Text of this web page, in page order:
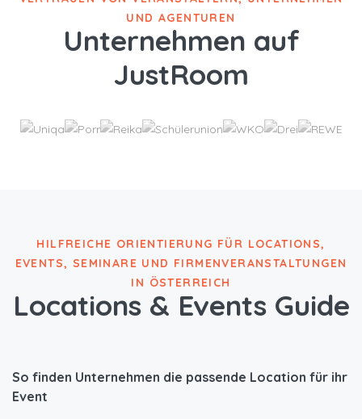
UND AGENTUREN
Unternehmen auf
JustRoom
HILFREICHE ORIENTIERUNG FÜR LOCATIONS,
EVENTS, SEMINARE UND FIRMENVERANSTALTUNGEN
IN ÖSTERREICH
Locations & Events Guide
So finden Unternehmen die passende Location für ihr
Event